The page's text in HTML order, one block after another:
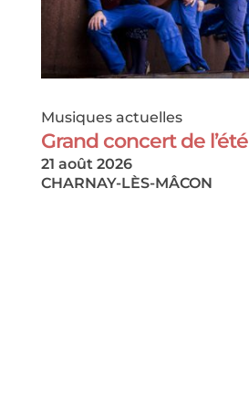
Musiques actuelles
Grand concert de l’été
21 août 2026
CHARNAY-LÈS-MÂCON